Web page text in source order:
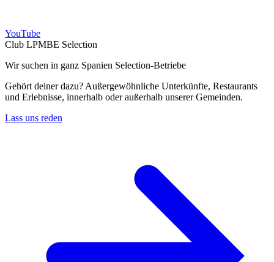
YouTube
Club LPMBE Selection
Wir suchen in ganz Spanien Selection-Betriebe
Gehört deiner dazu? Außergewöhnliche Unterkünfte, Restaurants
und Erlebnisse, innerhalb oder außerhalb unserer Gemeinden.
Lass uns reden